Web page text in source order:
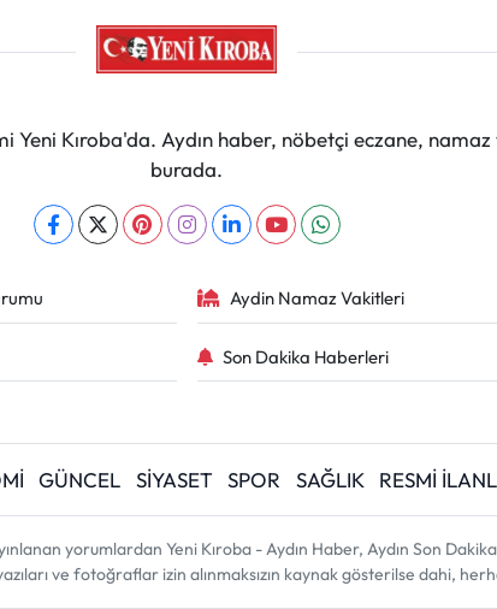
Yeni Kıroba'da. Aydın haber, nöbetçi eczane,
burada.
Aydin Namaz Vakitleri
Son Dakika Haberleri
GÜNCEL SİYASET SPOR SAĞLIK RESMİ
yorumlardan Yeni Kıroba - Aydın Haber, Aydın Son
ve fotoğraflar izin alınmaksızın kaynak gösterilse dahi,